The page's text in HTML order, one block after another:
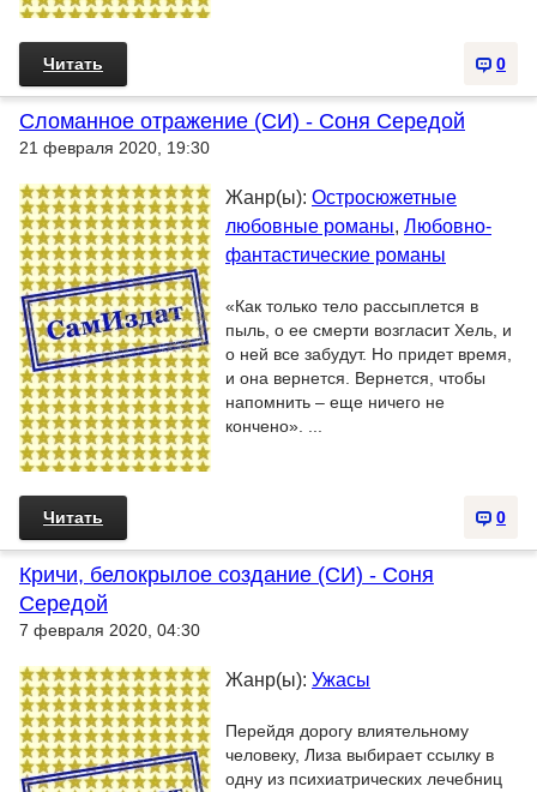
0
Читать
Сломанное отражение (СИ) - Соня Середой
21 февраля 2020, 19:30
Жанр(ы): Остросюжетные
любовные романы, Любовно-
фантастические романы
«Как только тело рассыплется в
пыль, о ее смерти возгласит Хель, и
о ней все забудут. Но придет время,
и она вернется. Вернется, чтобы
напомнить – еще ничего не
кончено». ...
0
Читать
Кричи, белокрылое создание (СИ) - Соня
Середой
7 февраля 2020, 04:30
Жанр(ы): Ужасы
Перейдя дорогу влиятельному
человеку, Лиза выбирает ссылку в
одну из психиатрических лечебниц